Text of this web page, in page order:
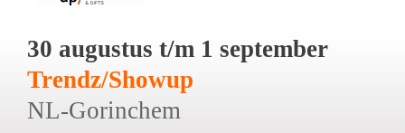
30 augustus t/m 1 september
Trendz/Showup
NL-Gorinchem